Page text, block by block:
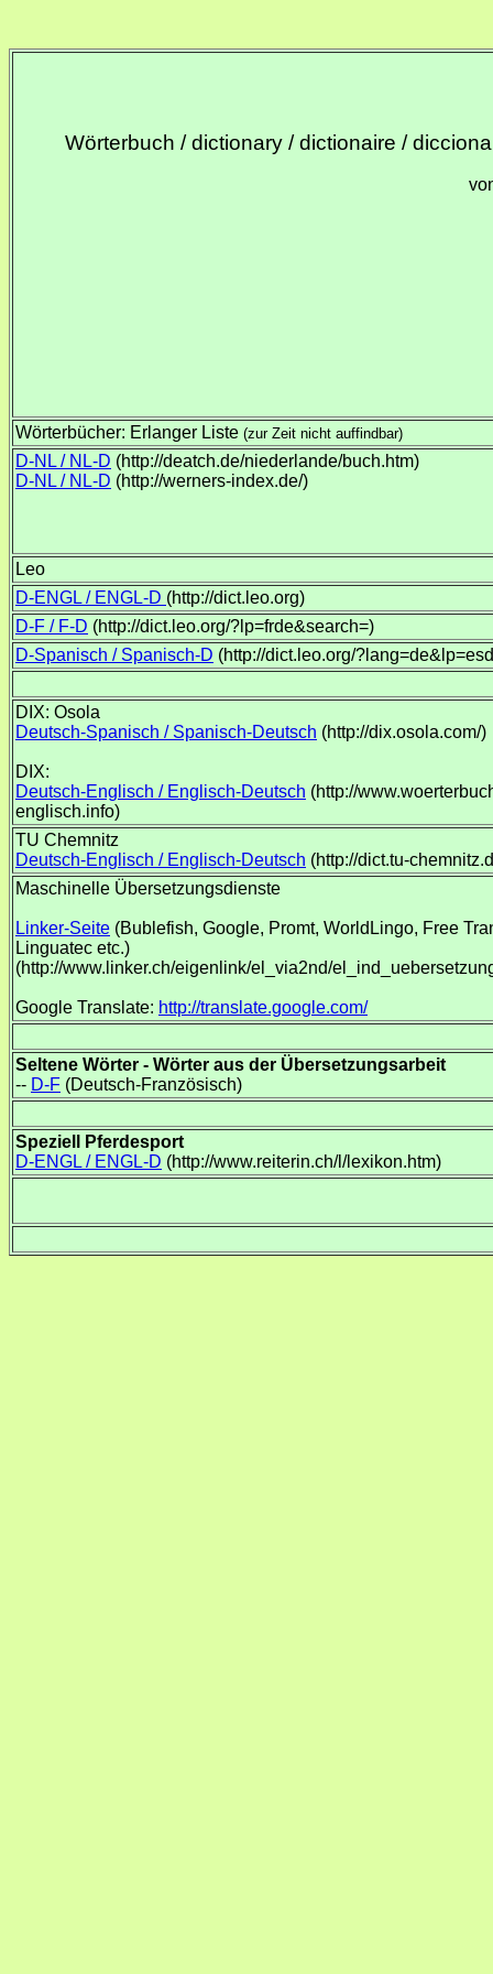
Wörterbuch / dictionary / dictionaire /
Wörterbücher: Erlanger Liste (zur Zeit nicht auffindbar)
D-NL / NL-D (http://deatch.de/niederlande/buch.htm)
D-NL / NL-D (http://werners-index.de/)
Leo
D-ENGL / ENGL-D (http://dict.leo.org)
D-F / F-D (http://dict.leo.org/?lp=frde&search=)
D-Spanisch / Spanisch-D (http://dict.leo.org/
DIX: Osola
Deutsch-Spanisch / Spanisch-Deutsch (http://dix.osola.com/)
DIX:
Deutsch-Englisch / Englisch-Deutsch (http://
englisch.info)
TU Chemnitz
Deutsch-Englisch / Englisch-Deutsch (http://dict.tu-
Maschinelle Übersetzungsdienste
Linker-Seite (Bublefish, Google, Promt, WorldLingo, Free
Linguatec etc.)
(http://www.linker.ch/eigenlink/el_via2nd/
Google Translate: http://translate.google.com/
Seltene Wörter - Wörter aus der Übersetzungsarbeit
-- D-F (Deutsch-Französisch)
Speziell Pferdesport
D-ENGL / ENGL-D (http://www.reiterin.ch/l/lexikon.htm)